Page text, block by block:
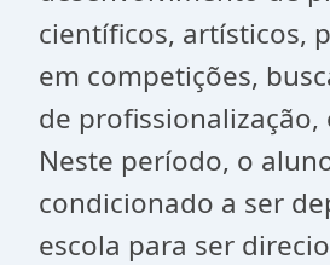
científicos, artísticos,
em competições,
de
Neste período, o
condicionado a ser
escola para ser